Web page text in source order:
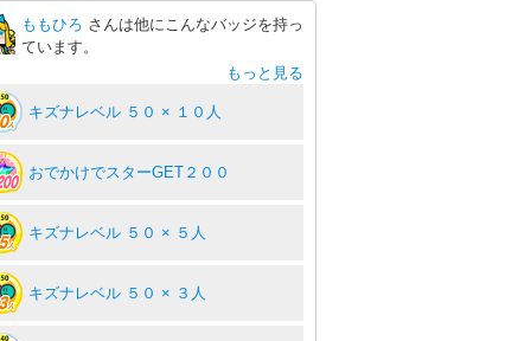
ももひろ さんは他にこんなバッジを持っ
ています。
もっと見る
キズナレベル ５０ × １０人
おでかけでスターGET２００
キズナレベル ５０ × ５人
キズナレベル ５０ × ３人